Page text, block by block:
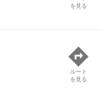
を見る
ルート
を見る